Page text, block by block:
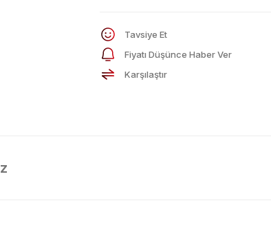
Tavsiye Et
Fiyatı Düşünce Haber Ver
Karşılaştır